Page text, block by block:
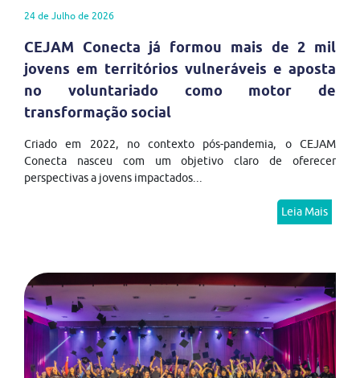
24 de Julho de 2026
CEJAM Conecta já formou mais de 2 mil
jovens em territórios vulneráveis e aposta
no voluntariado como motor de
transformação social
Criado em 2022, no contexto pós-pandemia, o CEJAM
Conecta nasceu com um objetivo claro de oferecer
perspectivas a jovens impactados...
Leia Mais